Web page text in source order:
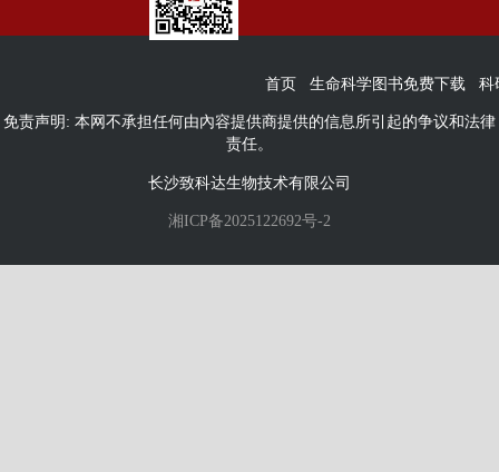
首页 生命科学图书免费下载 科
免责声明: 本网不承担任何由內容提供商提供的信息所引起的争议和法律
责任。
长沙致科达生物技术有限公司
湘ICP备2025122692号-2